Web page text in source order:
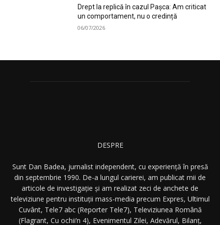
Drept la replică în cazul Pașca: Am criticat
un comportament, nu o credință
06/07/2026
DESPRE
Sunt Dan Badea, jurnalist independent, cu experiență în presă
din septembrie 1990. De-a lungul carierei, am publicat mii de
articole de investigație și am realizat zeci de anchete de
televiziune pentru instituții mass-media precum Expres, Ultimul
Cuvânt, Tele7 abc (Reporter Tele7), Televiziunea Română
(Flagrant, Cu ochii’n 4), Evenimentul Zilei, Adevărul, Bilanț,